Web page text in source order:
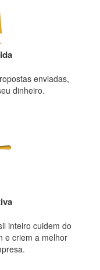
enviadas,
dinheiro.
inteiro cuidem do
e criem a melhor